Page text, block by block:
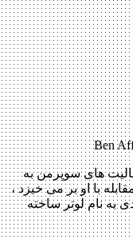
های سوپرمن به
با او بر می خیزد ،
نام لوتر ساخته